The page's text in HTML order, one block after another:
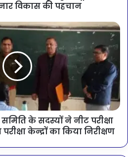
विकास की पहचान
के सदस्यों ने नीट परीक्षा
केन्द्रों का किया निरीक्षण